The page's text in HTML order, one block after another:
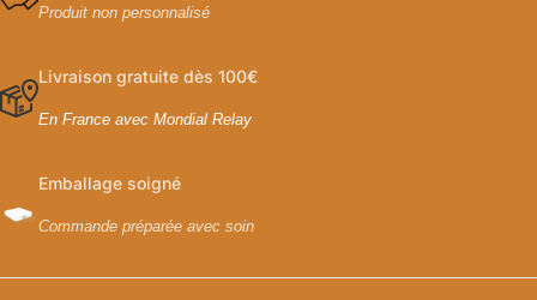
Produit non personnalisé
Livraison gratuite dès 100€
En France avec Mondial Relay
Emballage soigné
Commande préparée avec soin